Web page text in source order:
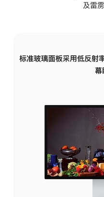
及雷
标准玻璃面板采用低反射
幕